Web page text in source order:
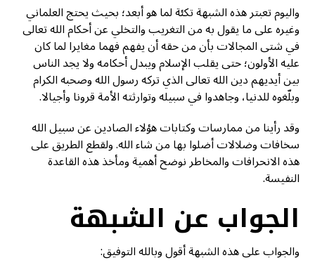
واليوم تعبتر هذه الشبهة تكئة لما هو أبعد؛ بحيث يحتج العلماني
وغيره على ما يقول به من التغريب والتخلي عن أحكام الله تعالى
في شتى المجالات بأن من حقه أن يفهم فهما مغايرا لما كان
عليه الأولون؛ حتى يقلب الإسلام ويبدل أحكامه ولا يجد الناس
بين أيديهم دين الله تعالى الذي تركه رسول الله وصحبه الكرام
وبلّغوه للدنيا، وجاهدوا في سبيله وتوارثته الأمة قرونا وأجيالا.
وقد رأينا من ممارسات وكتابات هؤلاء الصادين عن سبيل الله
سخافات وضلالات أضلوا بها من شاء الله. ولقطع الطريق على
هذه الانحرافات والمخاطر نوضح أهمية ومأخذ هذه القاعدة
النفيسة.
الجواب عن الشبهة
والجواب على هذه الشبهة أقول وبالله التوفيق: